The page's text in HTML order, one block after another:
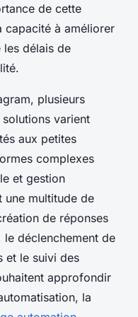
de cette
capacité à améliorer
les délais de
plusieurs
varient
aux petites
complexes
et gestion
une multitude de
de réponses
le déclenchement de
et le suivi des
approfondir
la